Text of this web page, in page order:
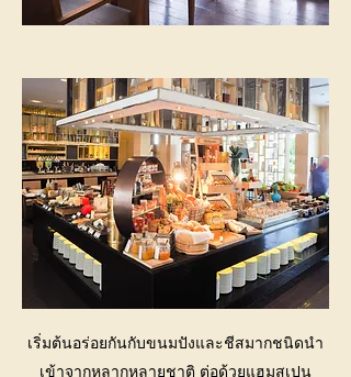
เริ่มต้นอร่อยกันกับขนมปังและชีสมากชนิดนำ
เข้าจากหลากหลายชาติ ต่อด้วยแฮมสเปน